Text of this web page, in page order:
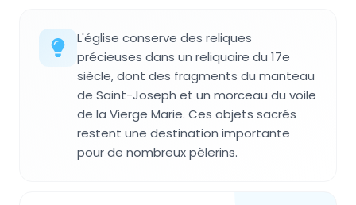
L'église conserve des reliques
précieuses dans un reliquaire du 17e
siècle, dont des fragments du manteau
de Saint-Joseph et un morceau du voile
de la Vierge Marie. Ces objets sacrés
restent une destination importante
pour de nombreux pèlerins.